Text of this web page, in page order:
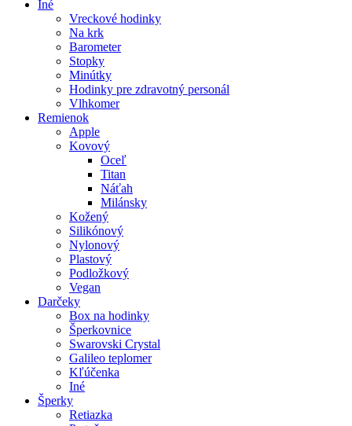
Iné
Vreckové hodinky
Na krk
Barometer
Stopky
Minútky
Hodinky pre zdravotný personál
Vlhkomer
Remienok
Apple
Kovový
Oceľ
Titan
Náťah
Milánsky
Kožený
Silikónový
Nylonový
Plastový
Podložkový
Vegan
Darčeky
Box na hodinky
Šperkovnice
Swarovski Crystal
Galileo teplomer
Kľúčenka
Iné
Šperky
Retiazka